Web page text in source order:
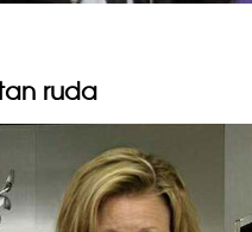
ruda